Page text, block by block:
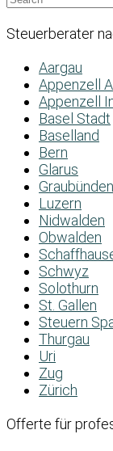
Steuerberater
Aargau
Appenzell
Appenzell
Basel Stadt
Baselland
Bern
Glarus
Graubünden
Luzern
Nidwalden
Obwalden
Schwyz
Solothurn
St. Gallen
Steuern
Thurgau
Uri
Zug
Zürich
Offerte für